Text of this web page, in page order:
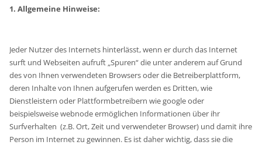
1. Allgemeine Hinweise:
Jeder Nutzer des Internets hinterlässt, wenn er durch das Internet
surft und Webseiten aufruft „Spuren“ die unter anderem auf Grund
des von Ihnen verwendeten Browsers oder die Betreiberplattform,
deren Inhalte von Ihnen aufgerufen werden es Dritten, wie
Dienstleistern oder Plattformbetreibern wie google oder
beispielsweise webnode ermöglichen Informationen über ihr
Surfverhalten (z.B. Ort, Zeit und verwendeter Browser) und damit ihre
Person im Internet zu gewinnen. Es ist daher wichtig, dass sie die